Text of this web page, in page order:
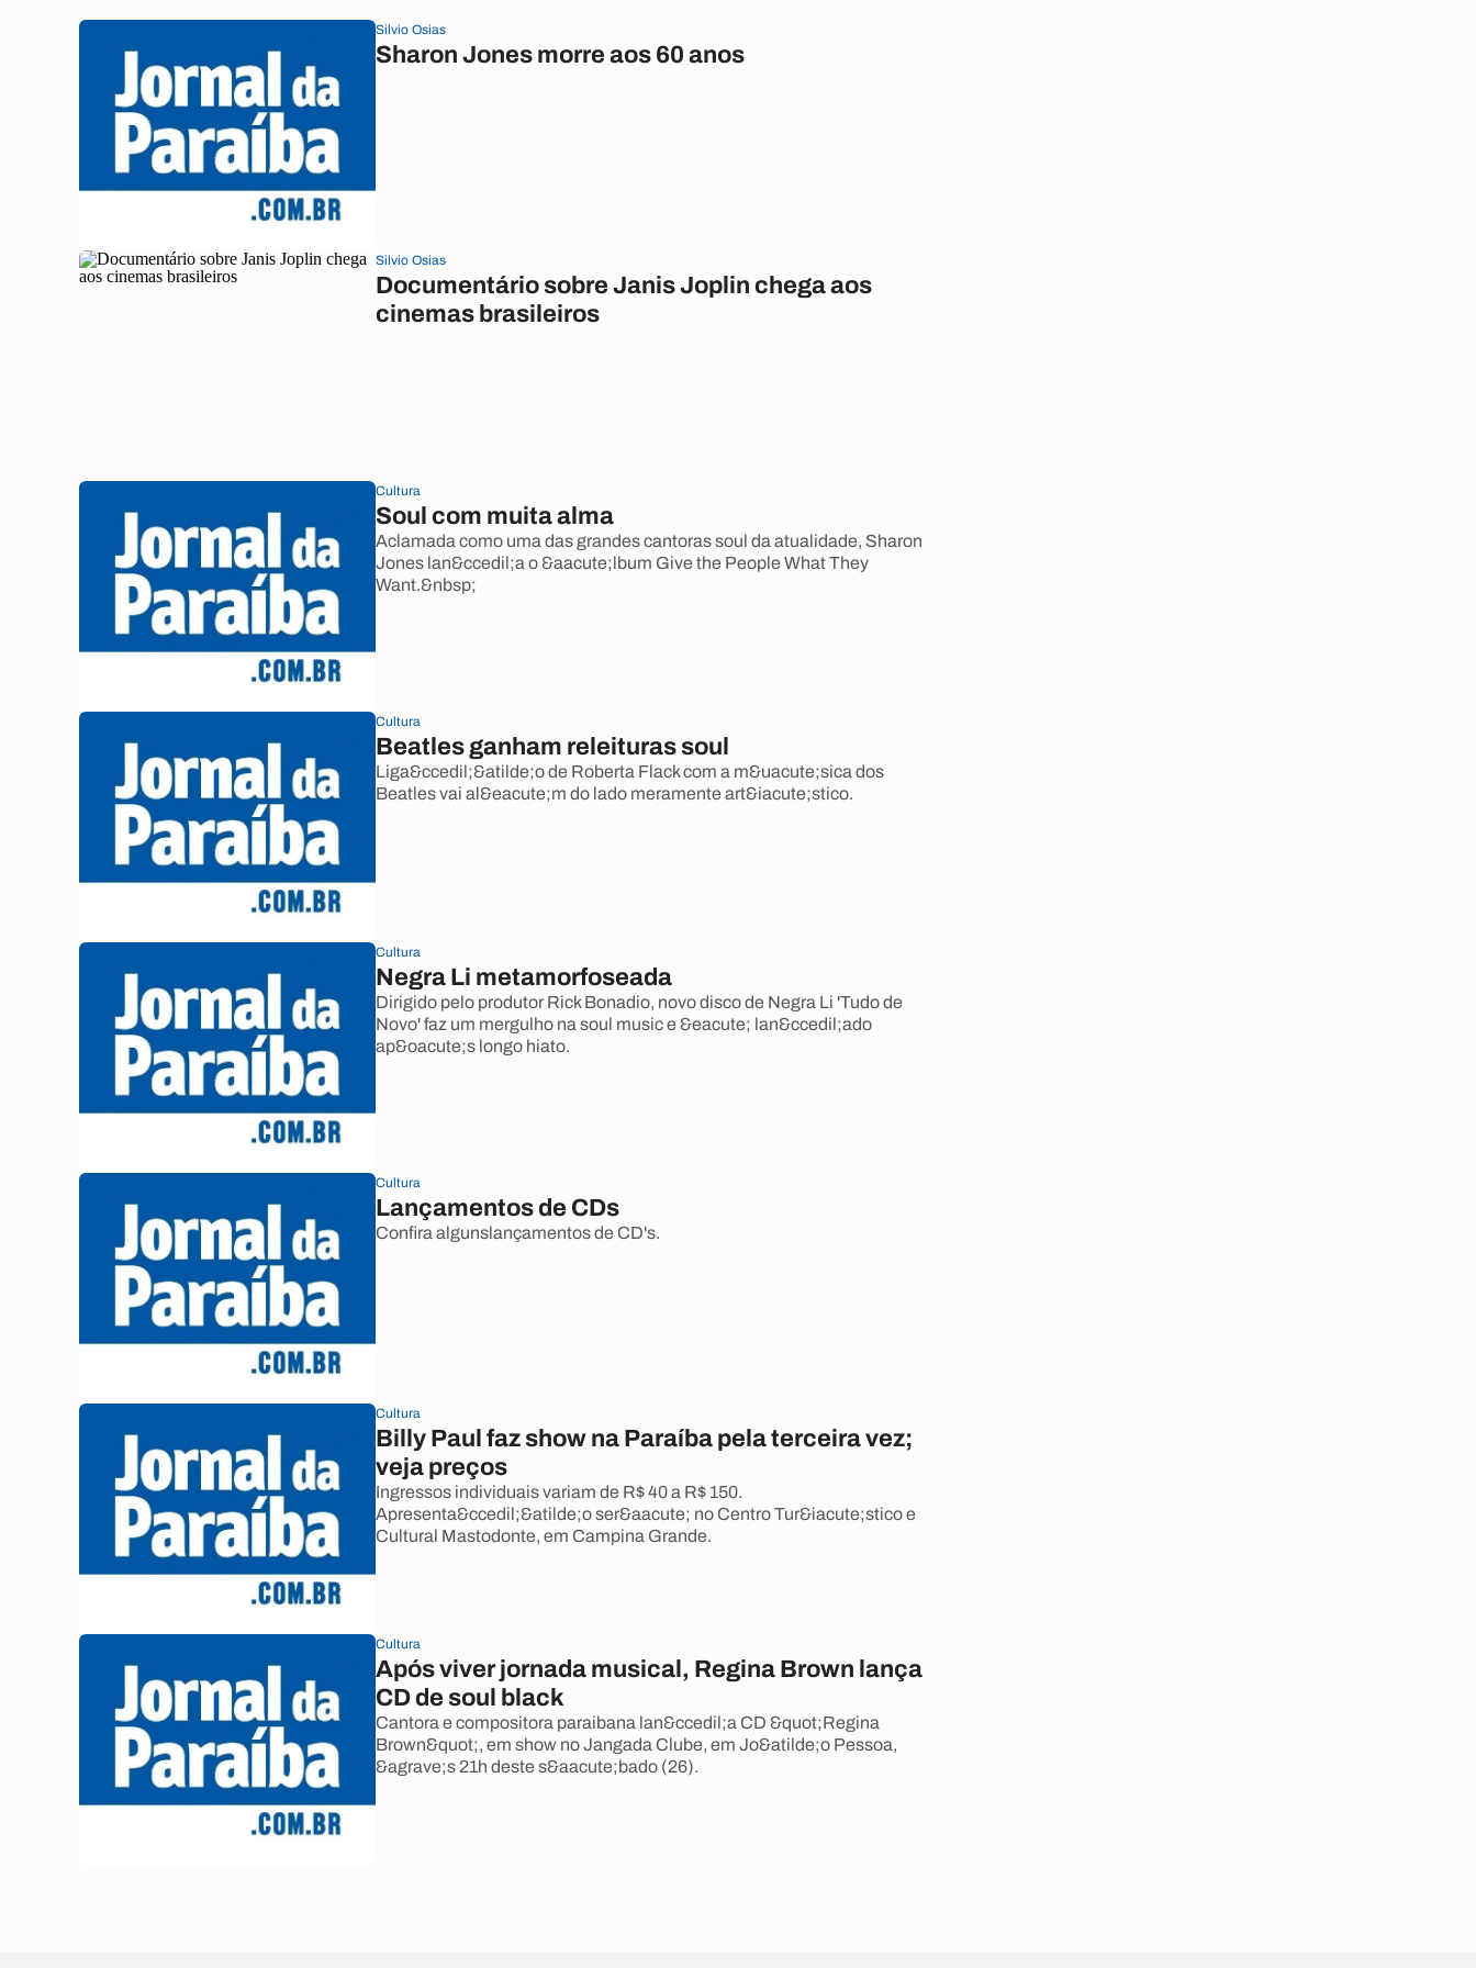
Silvio Osias
Sharon Jones morre aos 60 anos
Silvio Osias
Documentário sobre Janis Joplin chega aos
cinemas brasileiros
Cultura
Soul com muita alma
Aclamada como uma das grandes cantoras soul da atualidade, Sharon
Jones lan&ccedil;a o &aacute;lbum Give the People What They
Want.&nbsp;
Cultura
Beatles ganham releituras soul
Liga&ccedil;&atilde;o de Roberta Flack com a m&uacute;sica dos
Beatles vai al&eacute;m do lado meramente art&iacute;stico.
Cultura
Negra Li metamorfoseada
Dirigido pelo produtor Rick Bonadio, novo disco de Negra Li 'Tudo de
Novo' faz um mergulho na soul music e &eacute; lan&ccedil;ado
ap&oacute;s longo hiato.
Cultura
Lançamentos de CDs
Confira algunslançamentos de CD's.
Cultura
Billy Paul faz show na Paraíba pela terceira vez;
veja preços
Ingressos individuais variam de R$ 40 a R$ 150.
Apresenta&ccedil;&atilde;o ser&aacute; no Centro Tur&iacute;stico e
Cultural Mastodonte, em Campina Grande.
Cultura
Após viver jornada musical, Regina Brown lança
CD de soul black
Cantora e compositora paraibana lan&ccedil;a CD &quot;Regina
Brown&quot;, em show no Jangada Clube, em Jo&atilde;o Pessoa,
&agrave;s 21h deste s&aacute;bado (26).